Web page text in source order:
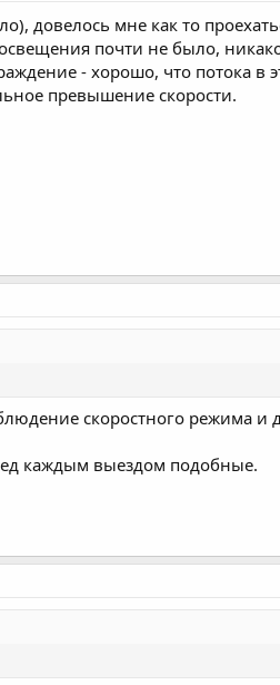
довелось мне как то
почти не было,
- хорошо, что потока в
превышение скорости.
скоростного режима и
каждым выездом подобные.